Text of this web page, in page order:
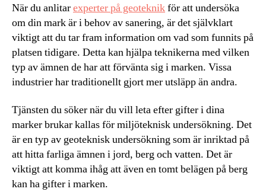
När du anlitarexperter på geoteknikför att undersöka
om din mark är i behov av sanering, är det självklart
viktigt att du tar fram information om vad som funnits på
platsen tidigare. Detta kan hjälpa teknikerna med vilken
typ av ämnen de har att förvänta sig i marken. Vissa
industrier har traditionellt gjort mer utsläpp än andra.
Tjänsten du söker när du vill leta efter gifter i dina
marker brukar kallas för miljöteknisk undersökning. Det
är en typ av geoteknisk undersökning som är inriktad på
att hitta farliga ämnen i jord, berg och vatten. Det är
viktigt att komma ihåg att även en tomt belägen på berg
kan ha gifter i marken.